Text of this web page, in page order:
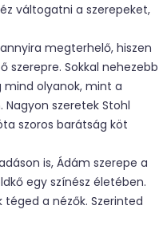
váltogatni a szerepeket,
megterhelő, hiszen
szerepre. Sokkal nehezebb
mind olyanok, mint a
szeretek Stohl
szoros barátság köt
is, Ádám szerepe a
egy színész életében.
a nézők. Szerinted